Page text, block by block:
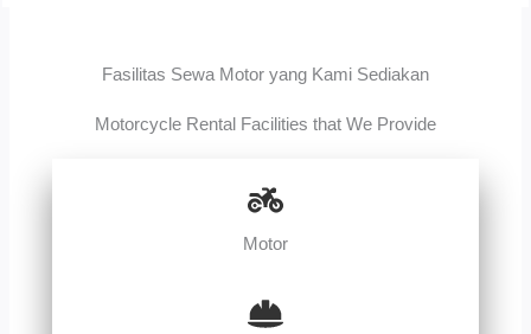
Fasilitas Sewa Motor yang Kami Sediakan
Motorcycle Rental Facilities that We Provide
Motor